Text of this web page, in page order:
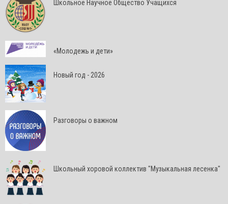
Школьное Научное Общество Учащихся
«Молодежь и дети»
Новый год - 2026
Разговоры о важном
Школьный хоровой коллектив "Музыкальная лесенка"